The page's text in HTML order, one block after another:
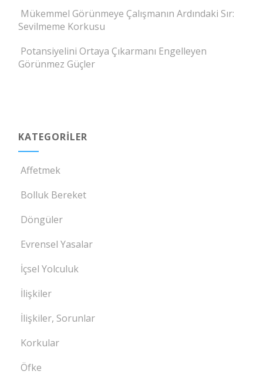
Mükemmel Görünmeye Çalışmanın Ardındaki Sır:
Sevilmeme Korkusu
Potansiyelini Ortaya Çıkarmanı Engelleyen
Görünmez Güçler
KATEGORILER
Affetmek
Bolluk Bereket
Döngüler
Evrensel Yasalar
İçsel Yolculuk
İlişkiler
İlişkiler, Sorunlar
Korkular
Öfke